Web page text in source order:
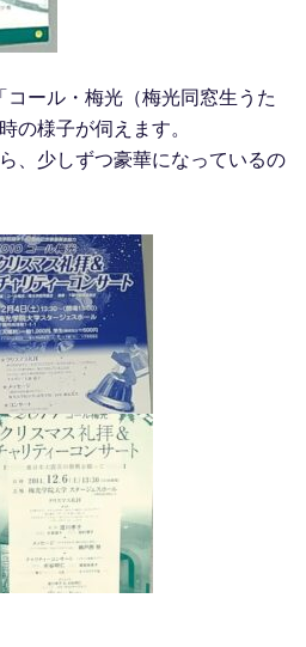
ール・梅光（梅光同窓生うた
の様子が伺えます。
、少しずつ豪華になっているの